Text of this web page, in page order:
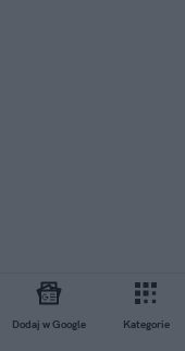
Dodaj w Google Kategorie